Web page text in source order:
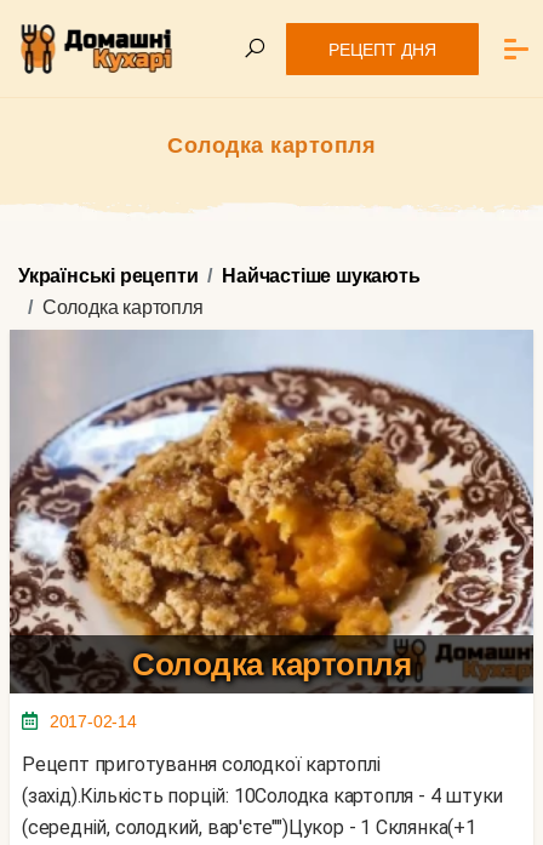
РЕЦЕПТ ДНЯ
Солодка картопля
Українські рецепти
Найчастіше шукають
Солодка картопля
Солодка картопля
2017-02-14
Рецепт приготування солодкої картоплі
(захід).Кількість порцій: 10Солодка картопля - 4 штуки
(середній, солодкий, вар'єте"")Цукор - 1 Склянка(+1